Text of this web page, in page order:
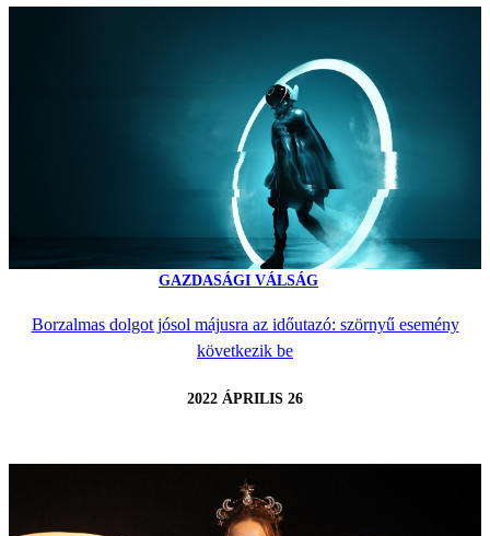
GAZDASÁGI VÁLSÁG
Borzalmas dolgot jósol májusra az időutazó: szörnyű esemény
következik be
2022 ÁPRILIS 26